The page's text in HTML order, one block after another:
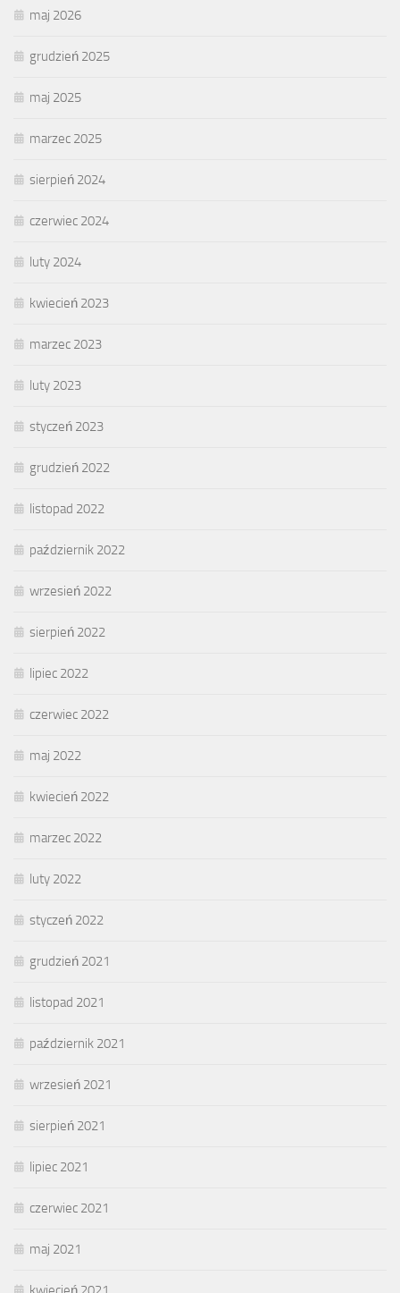
maj 2026
grudzień 2025
maj 2025
marzec 2025
sierpień 2024
czerwiec 2024
luty 2024
kwiecień 2023
marzec 2023
luty 2023
styczeń 2023
grudzień 2022
listopad 2022
październik 2022
wrzesień 2022
sierpień 2022
lipiec 2022
czerwiec 2022
maj 2022
kwiecień 2022
marzec 2022
luty 2022
styczeń 2022
grudzień 2021
listopad 2021
październik 2021
wrzesień 2021
sierpień 2021
lipiec 2021
czerwiec 2021
maj 2021